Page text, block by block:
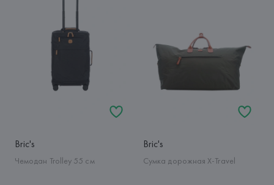
Bric's
Чемодан Trolley 55 см
Bric's
Сумка дорожная X-Travel